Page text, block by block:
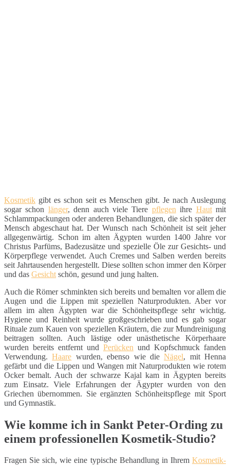
Kosmetik gibt es schon seit es Menschen gibt. Je nach Auslegung
sogar schon länger, denn auch viele Tiere pflegen ihre Hautmit
Schlammpackungen oder anderen Behandlungen, die sich später der
Mensch abgeschaut hat. Der Wunsch nach Schönheit ist seit jeher
allgegenwärtig. Schon im alten Ägypten wurden 1400 Jahre vor
Christus Parfüms, Badezusätze und spezielle Öle zur Gesichts- und
Körperpflege verwendet. Auch Cremes und Salben werden bereits
seit Jahrtausenden hergestellt. Diese sollten schon immer den Körper
und das Gesicht schön, gesund und jung halten.
Auch die Römer schminkten sich bereits und bemalten vor allem die
Augen und die Lippen mit speziellen Naturprodukten. Aber vor
allem im alten Ägypten war die Schönheitspflege sehr wichtig.
Hygiene und Reinheit wurde großgeschrieben und es gab sogar
Rituale zum Kauen von speziellen Kräutern, die zur Mundreinigung
beitragen sollten. Auch lästige oder unästhetische Körperhaare
wurden bereits entfernt und Perücken und Kopfschmuck fanden
Verwendung.Haare wurden, ebenso wie dieNägel, mit Henna
gefärbt und die Lippen und Wangen mit Naturprodukten wie rotem
Ocker bemalt. Auch der schwarze Kajal kam in Ägypten bereits
zum Einsatz. Viele Erfahrungen der Ägypter wurden von den
Griechen übernommen. Sie ergänzten Schönheitspflege mit Sport
und Gymnastik.
Wie komme ich in Sankt Peter-Ording zu
einem professionellen Kosmetik-Studio?
Fragen Sie sich, wie eine typische Behandlung in Ihrem Kosmetik-